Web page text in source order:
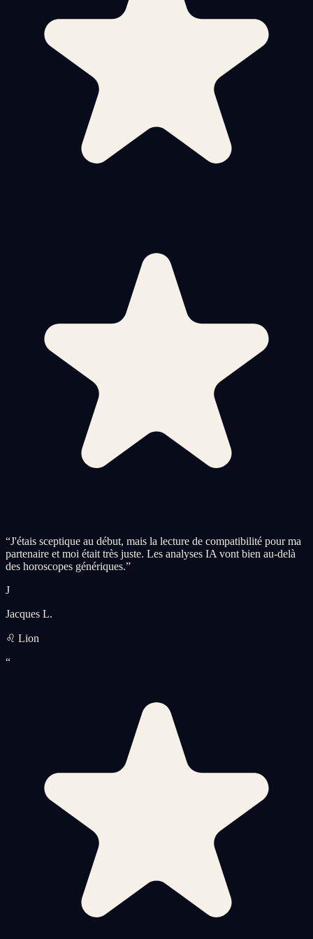
“J'étais sceptique au début, mais la lecture de compatibilité pour ma
partenaire et moi était très juste. Les analyses IA vont bien au-delà
des horoscopes génériques.”
J
Jacques L.
♌ Lion
“